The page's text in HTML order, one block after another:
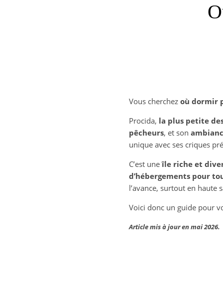
Vous cherchez où dormir
Procida, la plus petite
pêcheurs, et son
unique avec ses criques
C’est uneîle riche et
d’hébergements pour
l’avance, surtout en haute
Voici donc un guide pour
Article mis à jour en mai 2026.